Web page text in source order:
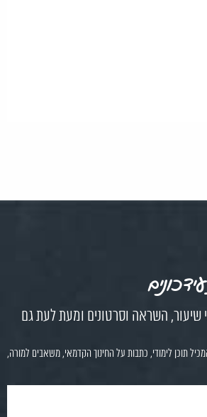
שיעור, השראה וסרטונים ומעת לעת גם
תוכן לימודי, כתבות על החינוך הקדמאי, משאבים למורה,